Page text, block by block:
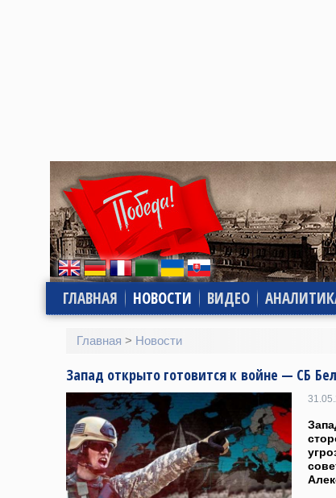
ГЛАВНАЯ НОВОСТИ ВИДЕО
Главная > Новости
Запад открыто готовится к войне — СБ